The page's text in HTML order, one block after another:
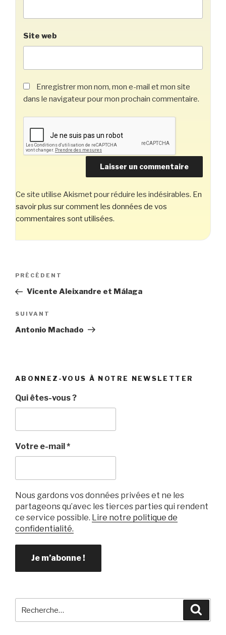
Site web
Enregistrer mon nom, mon e-mail et mon site
dans le navigateur pour mon prochain commentaire.
Ce site utilise Akismet pour réduire les indésirables. En
savoir plus sur comment les données de vos
commentaires sont utilisées.
Navigation
l’article
Article
précédent
PRÉCÉDENT
Vicente Aleixandre et Málaga
Article
suivant
SUIVANT
Antonio Machado
ABONNEZ-VOUS À NOTRE NEWSLETTER
Qui êtes-vous ?
Votre e-mail *
Nous gardons vos données privées et ne les
partageons qu’avec les tierces parties qui rendent
ce service possible. Lire notre politique de
confidentialité.
pour